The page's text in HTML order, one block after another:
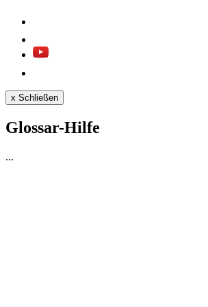
x Schließen
Glossar-Hilfe
...